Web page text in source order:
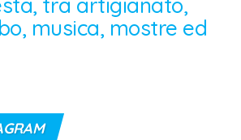
tra artigianato,
musica, mostre ed